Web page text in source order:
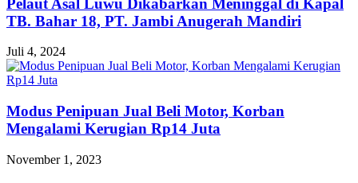
Pelaut Asal Luwu Dikabarkan Meninggal di Kapal
TB. Bahar 18, PT. Jambi Anugerah Mandiri
Juli 4, 2024
Modus Penipuan Jual Beli Motor, Korban
Mengalami Kerugian Rp14 Juta
November 1, 2023